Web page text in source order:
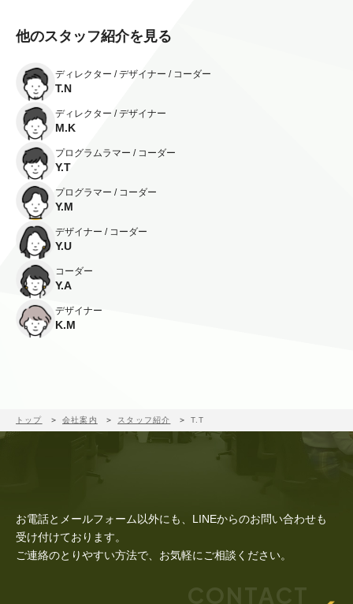
他のスタッフ紹介を見る
ディレクター / デザイナー / コーダー
T.N
ディレクター / デザイナー
M.K
プログラムラマー / コーダー
Y.T
プログラマー / コーダー
Y.M
デザイナー / コーダー
Y.U
コーダー
Y.A
デザイナー
K.M
トップ 会社案内 スタッフ紹介 T.T
CONTACT
お電話とメールフォーム以外にも、LINEからのお問い合わせも
受け付けております。
ご連絡のとりやすい方法で、お気軽にご相談ください。